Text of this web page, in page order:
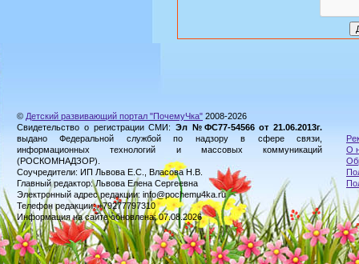
© Детский развивающий портал "ПочемуЧка" 2008-2026
Свидетельство о регистрации СМИ: Эл №ФС77-54566 от 21.06.2013г.
выдано Федеральной службой по надзору в сфере связи,
информационных технологий и массовых коммуникаций
(РОСКОМНАДЗОР).
Соучредители: ИП Львова Е.С., Власова Н.В.
Главный редактор: Львова Елена Сергеевна
Электронный адрес редакции: info@pochemu4ka.ru
Телефон редакции: +79277797310
Информация на сайте обновлена: 07.08.2026
О